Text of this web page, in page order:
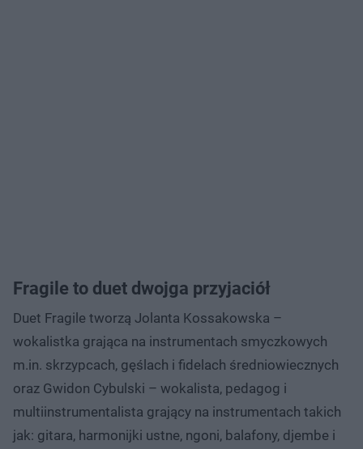
Fragile to duet dwojga przyjaciół
Duet Fragile tworzą Jolanta Kossakowska –
wokalistka grająca na instrumentach smyczkowych
m.in. skrzypcach, gęślach i fidelach średniowiecznych
oraz Gwidon Cybulski – wokalista, pedagog i
multiinstrumentalista grający na instrumentach takich
jak: gitara, harmonijki ustne, ngoni, balafony, djembe i